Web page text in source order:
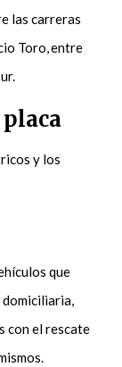
las carreras
Toro, entre
y los
que
domiciliaria,
con el rescate